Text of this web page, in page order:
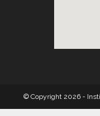
© Copyright 2026 -